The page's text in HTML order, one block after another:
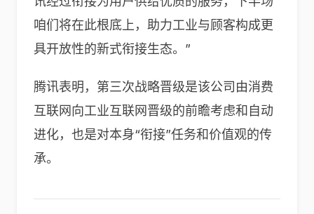
咱们将在此根底上，助力工业与顾客构成更
具开放性的新式衔接生态。”
腾讯表明，第三次战略晋级是该公司由消费
互联网向工业互联网晋级的前瞻考虑和自动
进化，也是对本身“衔接”任务和价值观的传
承。